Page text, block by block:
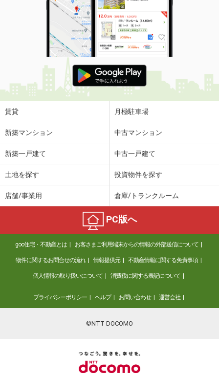
賃貸 月極駐車場
新築マンション 中古マンション
新築一戸建て 中古一戸建て
土地を探す 投資物件を探す
店舗/事業用 倉庫/トランクルーム
PC版へ
goo住宅・不動産とは お客さまご利用端末からの情報の外部送信について
物件に関するお問合せの流れ 情報提供元 不動産情報に関する免責事項
個人情報の取り扱いについて 消費税に関する表記について
プライバシーポリシー ヘルプ お問い合わせ 運営会社
©NTT DOCOMO